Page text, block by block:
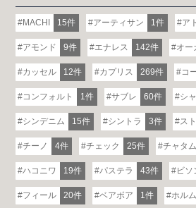
MACHI 15件 アーティサン 1件 ア
アモンド 9件 エナレス 142件 オー
カッセル 12件 カプリス 269件 コ
コンフォルト 1件 サブレ 60件 シ
シンデニム 15件 シントラ 3件 ス
チーノ 4件 チェック 25件 チャタム
ハコニワ 19件 パステラ 43件 ビソ
フィール 20件 ベアボア 1件 ホルム